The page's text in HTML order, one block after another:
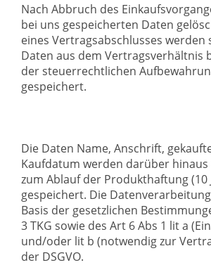
Nach Abbruch des
bei uns gespeicherten Daten
eines Vertragsabschlusses werden
Daten aus dem Vertragsverhältnis
der steuerrechtlichen
gespeichert.
Die Daten Name, Anschrift,
Kaufdatum werden darüber hinaus
zum Ablauf der Produkthaftung (10
gespeichert. Die
Basis der gesetzlichen
3 TKG sowie des Art 6 Abs 1 lit a
und/oder lit b (notwendig zur
der DSGVO.